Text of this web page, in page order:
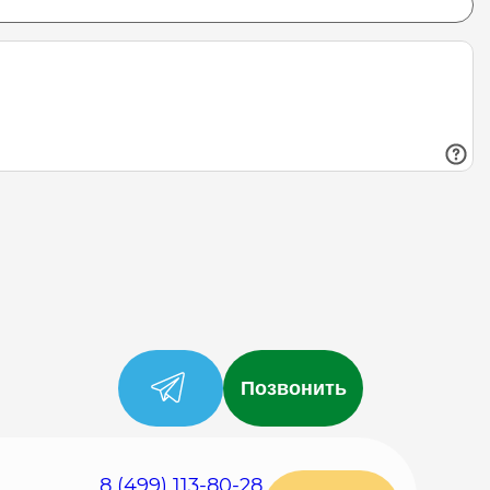
Позвонить
8 (499) 113-80-28